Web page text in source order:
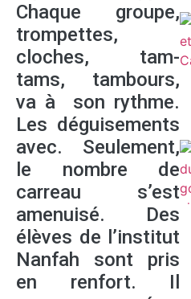
Chaque groupe,
trompettes,
cloches, tam-
tams, tambours,
va à son rythme.
Les déguisements
avec. Seulement,
le nombre de
carreau s’est
amenuisé. Des
élèves de l’institut
Nanfah sont pris
en renfort. Il